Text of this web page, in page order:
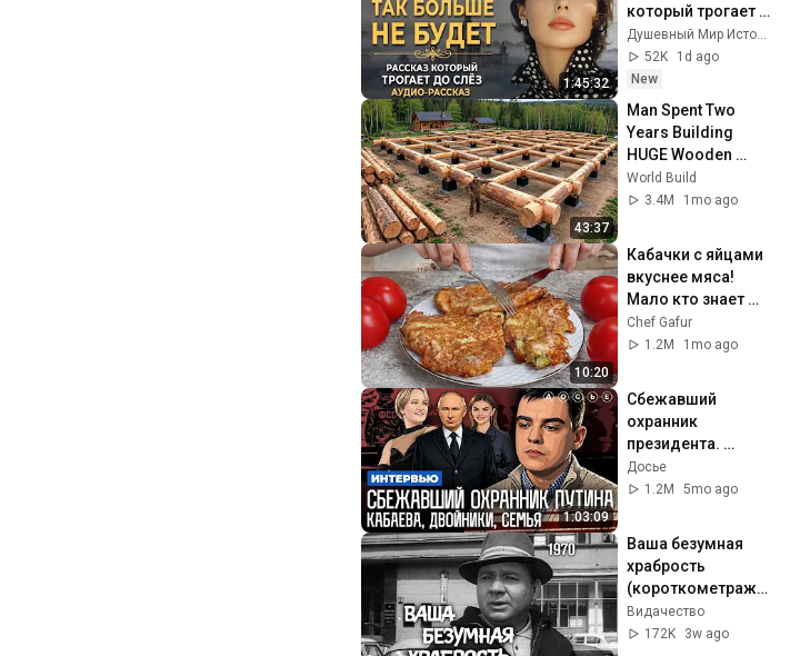
1:45:32
который трогает
до глубины души.
Очень сильная
история ｜
Аудиорассказ
52K
1d ago
New
43:37
Man Spent Two
Years Building
HUGE Wooden
House for his
Family | Start to
@bjornbrenton
World Build
3.4M
1mo ago
10:20
Кабачки с яйцами
вкуснее мяса!
Мало кто знает
секрет! Бабушка
научила готовить
Chef Gafur
1.2M
1mo ago
1:03:09
Сбежавший
охранник
президента.
Кабаева. Семья.
Дворцы.
Интервью
Досье
1.2M
5mo ago
Ваша безумная
храбрость
(короткометражн
ый фильм, 1970)
Видачество
172K
3w ago